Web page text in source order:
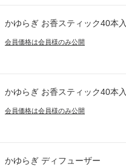
かゆらぎ お香スティック40本入
会員価格は会員様のみ公開
かゆらぎ お香スティック40本入
会員価格は会員様のみ公開
かゆらぎ ディフューザー